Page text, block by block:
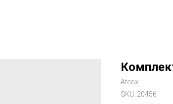
Ateox
SKU: 20456